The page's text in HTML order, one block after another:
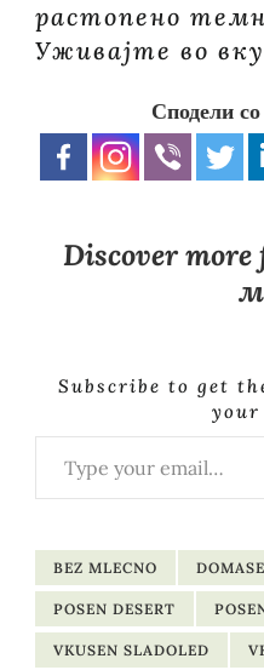
растопено
Уживајте во
Сподели
Discover more
Subscribe to get
your
Type your email…
BEZ MLECNO
POSEN DESERT
VKUSEN SLADOLED